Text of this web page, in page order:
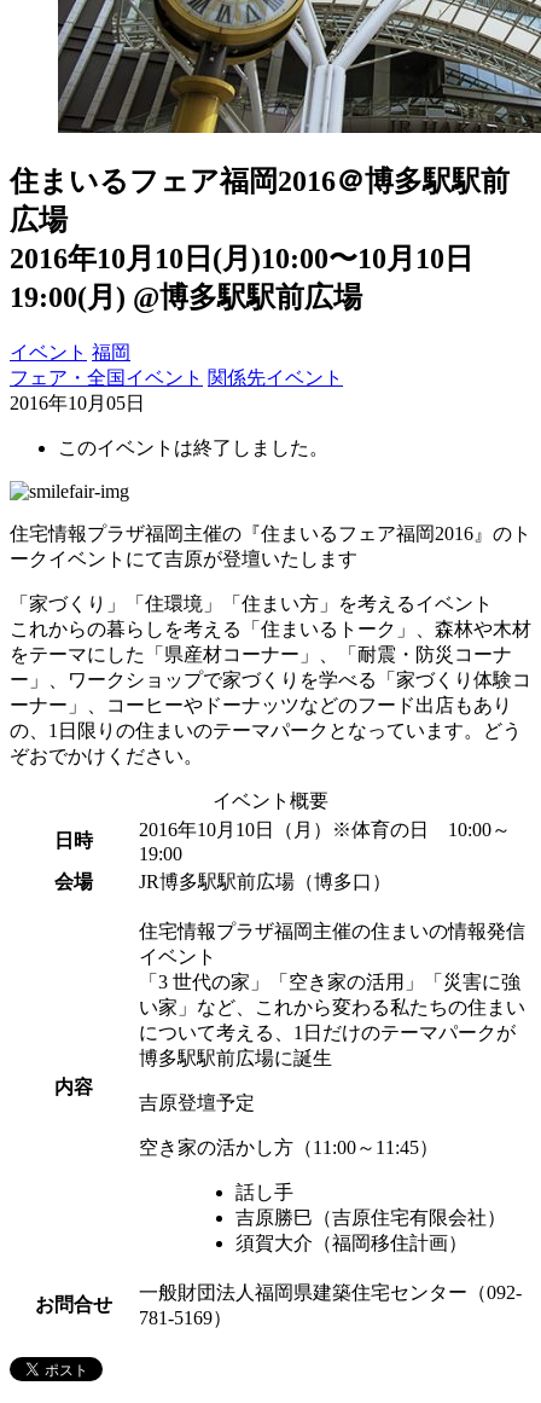
住まいるフェア福岡2016＠博多駅駅前
広場
2016年10月10日(月)10:00〜10月10日
19:00(月) @博多駅駅前広場
イベント 福岡
フェア・全国イベント 関係先イベント
2016年10月05日
このイベントは終了しました。
住宅情報プラザ福岡主催の『住まいるフェア福岡2016』のト
ークイベントにて吉原が登壇いたします
「家づくり」「住環境」「住まい方」を考えるイベント
これからの暮らしを考える「住まいるトーク」、森林や木材
をテーマにした「県産材コーナー」、「耐震・防災コーナ
ー」、ワークショップで家づくりを学べる「家づくり体験コ
ーナー」、コーヒーやドーナッツなどのフード出店もあり
の、1日限りの住まいのテーマパークとなっています。どう
ぞおでかけください。
イベント概要
日時
2016年10月10日（月）※体育の日 10:00～
19:00
会場
JR博多駅駅前広場（博多口）
内容
住宅情報プラザ福岡主催の住まいの情報発信
イベント
「3 世代の家」「空き家の活用」「災害に強
い家」など、これから変わる私たちの住まい
について考える、1日だけのテーマパークが
博多駅駅前広場に誕生
吉原登壇予定
空き家の活かし方（11:00～11:45）
話し手
吉原勝巳（吉原住宅有限会社）
須賀大介（福岡移住計画）
お問合せ
一般財団法人福岡県建築住宅センター（092-
781-5169）